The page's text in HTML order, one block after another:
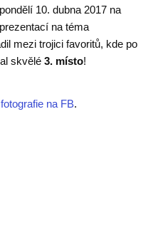
10. dubna 2017 na
na téma
mezi trojici favoritů, kde po
skvělé3. místo!
fotografie na FB.